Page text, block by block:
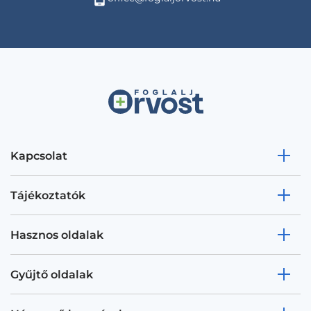
Kapcsolat
Tájékoztatók
Hasznos oldalak
Gyűjtő oldalak